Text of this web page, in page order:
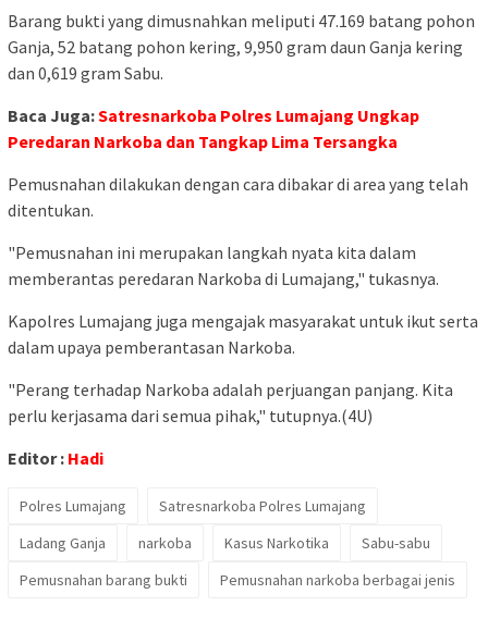
Barang bukti yang dimusnahkan meliputi 47.169 batang pohon
Ganja, 52 batang pohon kering, 9,950 gram daun Ganja kering
dan 0,619 gram Sabu.
Baca Juga:Satresnarkoba Polres Lumajang Ungkap
Peredaran Narkoba dan Tangkap Lima Tersangka
Pemusnahan dilakukan dengan cara dibakar di area yang telah
ditentukan.
"Pemusnahan ini merupakan langkah nyata kita dalam
memberantas peredaran Narkoba di Lumajang," tukasnya.
Kapolres Lumajang juga mengajak masyarakat untuk ikut serta
dalam upaya pemberantasan Narkoba.
"Perang terhadap Narkoba adalah perjuangan panjang. Kita
perlu kerjasama dari semua pihak," tutupnya.(4U)
Editor : Hadi
Polres Lumajang
Satresnarkoba Polres Lumajang
Ladang Ganja
narkoba Kasus Narkotika
Sabu-sabu
Pemusnahan barang bukti
Pemusnahan narkoba berbagai jenis